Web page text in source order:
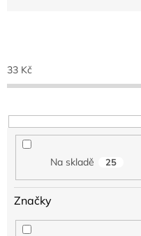
p
r
o
u
33 Kč
Na skladě 25
Značky